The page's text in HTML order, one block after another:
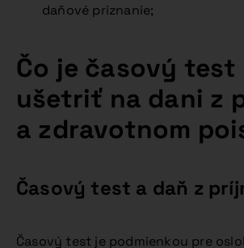
daňové priznanie;
Čo je časový test
ušetriť na dani z
a zdravotnom
Časový test a daň z
Časový test je podmienkou pre